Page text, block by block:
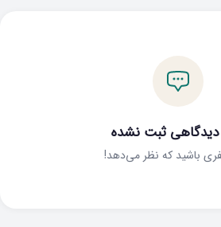
دیدگاهی ثبت نشده
باشید که نظر می‌دهد!